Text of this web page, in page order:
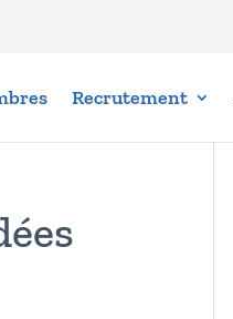
Recrutement